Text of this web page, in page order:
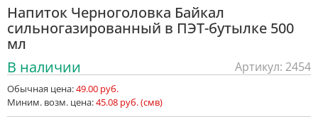
Напиток Черноголовка Байкал
сильногазированный в ПЭТ-бутылке 500
мл
В наличии
Артикул: 2454
Обычная цена:49.00 руб.
Миним. возм. цена:45.08 руб. (смв)